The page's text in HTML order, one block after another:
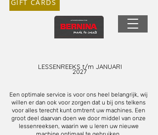
GIFT CARDS
LESSENREEKS t/m JANUARI
2027
Een optimale service is voor ons heel belangrijk, wij
willen er dan ook voor zorgen dat u bij ons telkens
voor alles terecht kunt omtrent uw machines. Een
groot deel daarvan doen we door middel van onze
lessenreeksen, waarin we u leren uw nieuwe